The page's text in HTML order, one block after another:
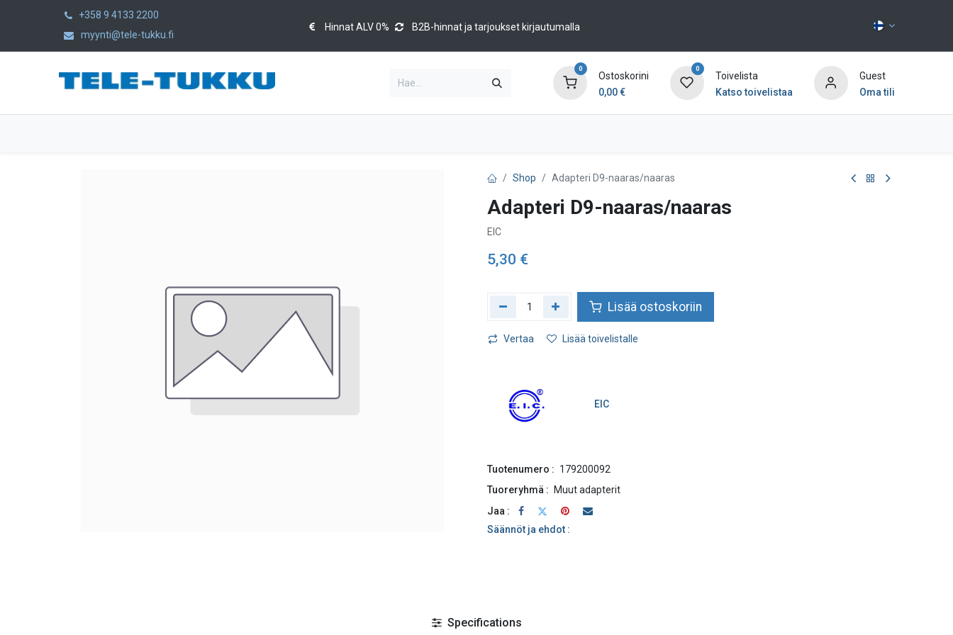
+358 9 4133 2200
myynti@tele-tukku.fi
Hinnat ALV 0% B2B-hinnat ja tarjoukset kirjautumalla
0
Ostoskorini
0,00€
0
Toivelista
Katso toivelistaa
Guest
Oma tili
Shop Adapteri D9-naaras/naaras
Adapteri D9-naaras/naaras
EIC
5,30 €
Lisää ostoskoriin
Vertaa Lisää toivelistalle
EIC
Tuotenumero : 179200092
Tuoreryhmä :
Muut adapterit
Jaa :
Säännöt ja ehdot :
Specifications